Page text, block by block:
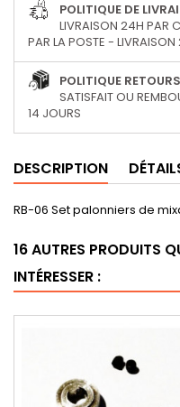
POLITIQUE DE
LIVRAISON 24H PAR
PAR LA POSTE -
POLITIQUE RETOURS
SATISFAIT OU
14 JOURS
DESCRIPTION
RB-06 Set palonniers de
16 AUTRES PRODUITS
INTÉRESSER :